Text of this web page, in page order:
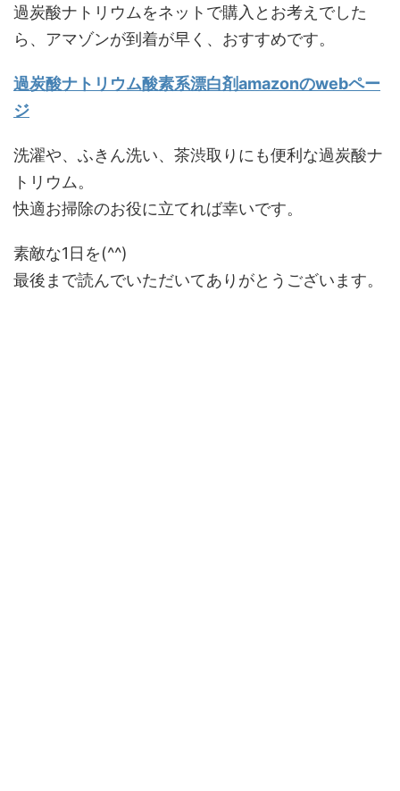
過炭酸ナトリウムをネットで購入とお考えでした
ら、アマゾンが到着が早く、おすすめです。
過炭酸ナトリウム酸素系漂白剤amazonのwebペー
ジ
洗濯や、ふきん洗い、茶渋取りにも便利な過炭酸ナ
トリウム。
快適お掃除のお役に立てれば幸いです。
素敵な1日を(^^)
最後まで読んでいただいてありがとうございます。